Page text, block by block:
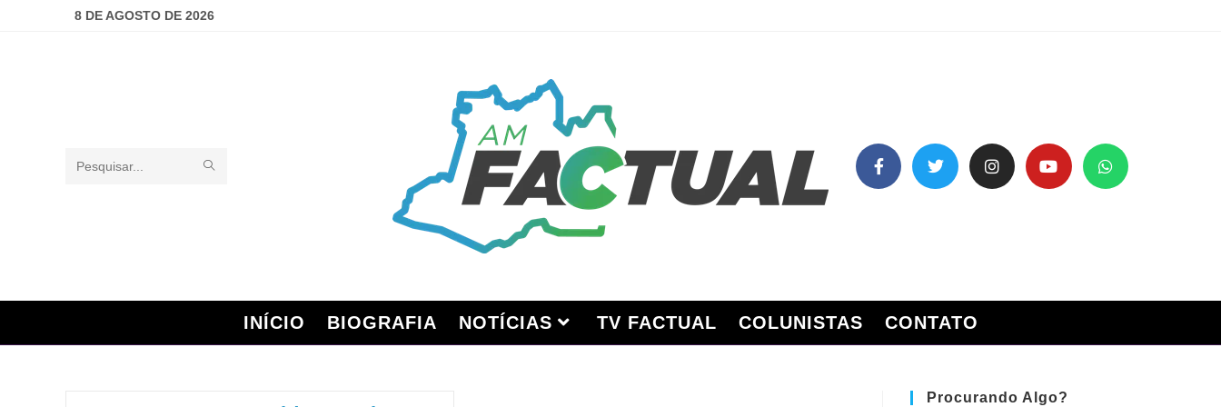
8 DE AGOSTO DE 2026
Pesquisar
INÍCIO BIOGRAFIA NOTÍCIAS TV FACTUAL COLUNISTAS CONTATO
Procurando Algo?